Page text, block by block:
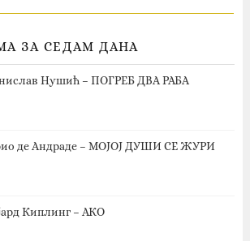
ЗА СЕДАМ ДАНА
Нушић – ПОГРЕБ ДВА РАБА
де Андраде – МОЈОЈ ДУШИ СЕ ЖУРИ
Киплинг – АКО